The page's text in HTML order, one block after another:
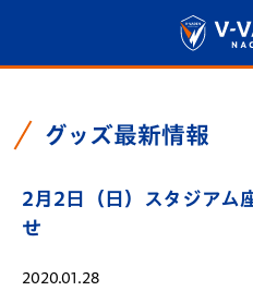
グッズ最新情報
2月2日（日）スタジアム
せ
2020.01.28